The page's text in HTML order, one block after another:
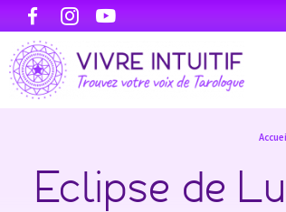
Eclipse de